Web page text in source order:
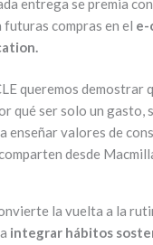
entrega se premia
futuras compras en el e-
queremos demostrar
qué ser solo un gasto,
enseñar valores de
desde
la vuelta a la
integrar hábitos